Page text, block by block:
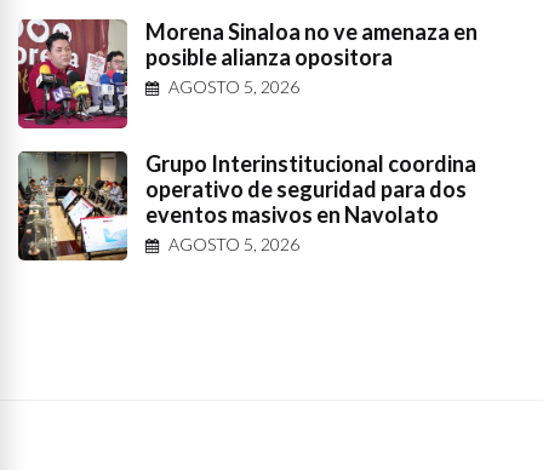
Morena Sinaloa no ve amenaza en
posible alianza opositora
AGOSTO 5, 2026
Grupo Interinstitucional coordina
operativo de seguridad para dos
eventos masivos en Navolato
AGOSTO 5, 2026